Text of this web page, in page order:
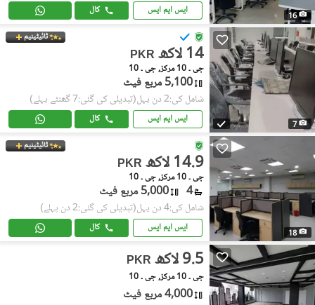
16 ایس ایم ایس کال
7
ٹائیٹینیم
PKR 14 لاکھ
جی ۔ 10 مرکز, جی ۔ 10
5,100 مربع فیٹ
شامل کی:2 دن پہل (تبدیلی کی گئی:7 گھنٹے پہلے)
ایس ایم ایس کال
18
ٹائیٹینیم
PKR 14.9 لاکھ
جی ۔ 10 مرکز, جی ۔ 10
4 5,000 مربع فیٹ
شامل کی:4 دن پہل (تبدیلی کی گئی:2 دن پہلے)
ایس ایم ایس کال
PKR 9.5 لاکھ
جی ۔ 10 مرکز, جی ۔ 10
4,000 مربع فیٹ